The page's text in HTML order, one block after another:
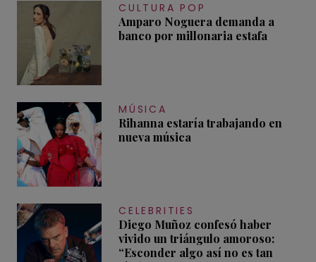
CULTURA POP
Amparo Noguera demanda a
banco por millonaria estafa
MÚSICA
Rihanna estaría trabajando en
nueva música
CELEBRITIES
Diego Muñoz confesó haber
vivido un triángulo amoroso:
“Esconder algo así no es tan